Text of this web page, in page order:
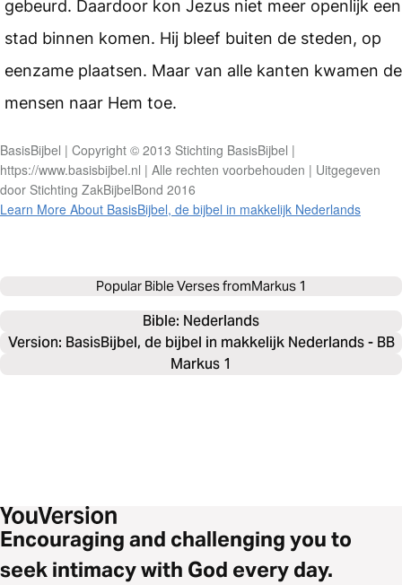
gebeurd. Daardoor kon Jezus niet meer openlijk een
stad binnen komen. Hij bleef buiten de steden, op
eenzame plaatsen. Maar van alle kanten kwamen de
mensen naar Hem toe.
BasisBijbel | Copyright © 2013 Stichting BasisBijbel |
https://www.basisbijbel.nl | Alle rechten voorbehouden | Uitgegeven
door Stichting ZakBijbelBond 2016
Learn More About BasisBijbel, de bijbel in makkelijk Nederlands
Popular Bible Verses fromMarkus 1
Bible: Nederlands
Version: BasisBijbel, de bijbel in makkelijk Nederlands - BB
Markus 1
Encouraging and challenging you to
seek intimacy with God every day.